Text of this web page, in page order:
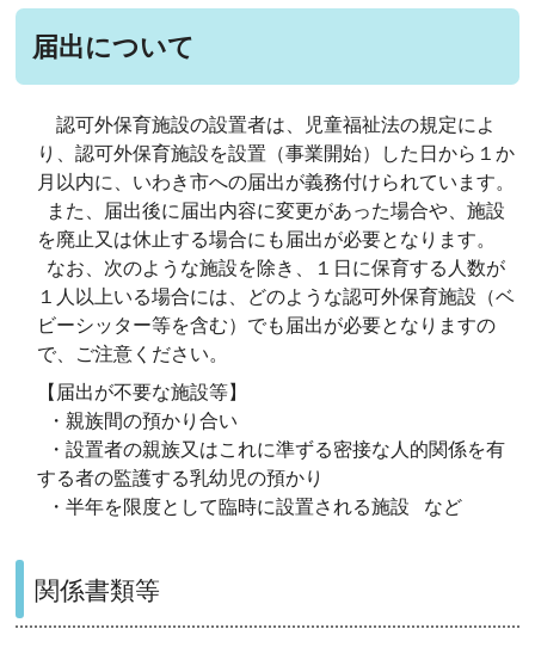
届出について
認可外保育施設の設置者は、児童福祉法の規定によ
り、認可外保育施設を設置（事業開始）した日から１か
月以内に、いわき市への届出が義務付けられています。
また、届出後に届出内容に変更があった場合や、施設
を廃止又は休止する場合にも届出が必要となります。
なお、次のような施設を除き、
１日に保育する人数が
１人以上いる場合には、どのような認可外保育施設（ベ
ビーシッター等を含む）でも届出が必要となりますの
で、ご注意ください。
【届出が不要な施設等】
・親族間の預かり合い
・設置者の親族又はこれに準ずる密接な人的関係を有
する者の監護する乳幼児の預かり
・半年を限度として臨時に設置される施設 など
関係書類等